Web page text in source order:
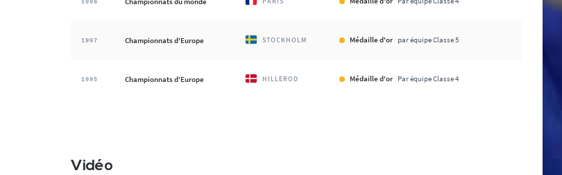
1997 Championnats d'Europe STOCKHOLM Médaille d'or par équipe Classe 5
1995 Championnats d'Europe HILLEROD Médaille d'or Par équipe Classe 4
Vidéo